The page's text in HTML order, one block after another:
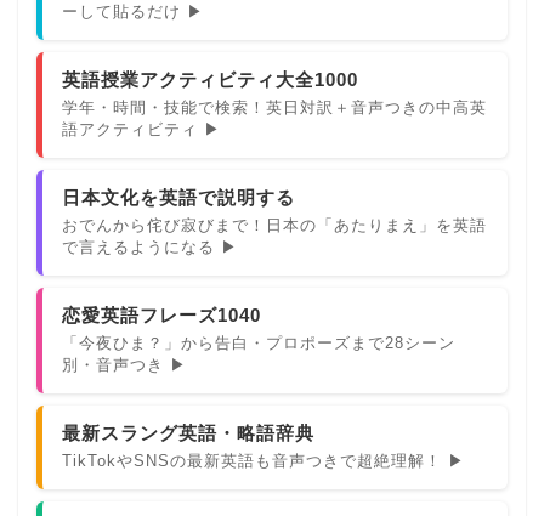
ーして貼るだけ ▶
英語授業アクティビティ大全1000
学年・時間・技能で検索！英日対訳＋音声つきの中高英
語アクティビティ ▶
日本文化を英語で説明する
おでんから侘び寂びまで！日本の「あたりまえ」を英語
で言えるようになる ▶
恋愛英語フレーズ1040
「今夜ひま？」から告白・プロポーズまで28シーン
別・音声つき ▶
最新スラング英語・略語辞典
TikTokやSNSの最新英語も音声つきで超絶理解！ ▶